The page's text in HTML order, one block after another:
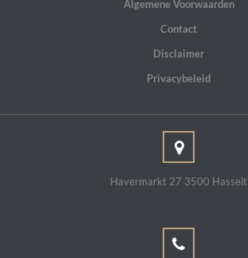
Algemene Voorwaarden
Contact
Disclaimer
Privacybeleid
Havermarkt 27 3500 Hasselt